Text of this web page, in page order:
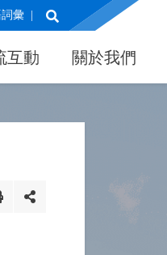
彙 展開搜尋
互動 關於我們